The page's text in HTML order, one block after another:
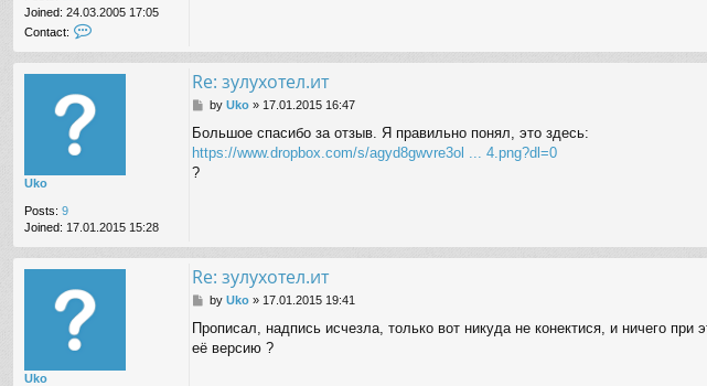
Joined: 24.03.2005 17:05
Contact:
n
t
c
z
0
Uko
Posts: 9
Joined: 17.01.2015 15:28
Re: зулухотел.ит
P
s
t
by Uko» 17.01.2015 16:47
Большое спасибо за отзыв. Я правильно понял, это здесь:
https://www.dropbox.com/s/agyd8gwvre3ol ... 4.png?dl=0
?
Uko
Re: зулухотел.ит
P
s
t
by Uko» 17.01.2015 19:41
Прописал, надпись исчезла, только вот никуда не конектися, и ничего
её версию ?